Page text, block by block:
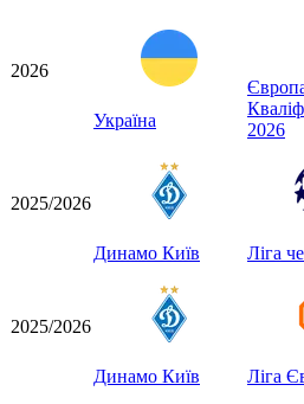
2026
Україна
2026
2025/2026
Динамо Київ Ліга
2025/2026
Динамо Київ Ліга